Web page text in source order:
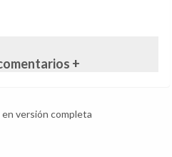
+
versión completa